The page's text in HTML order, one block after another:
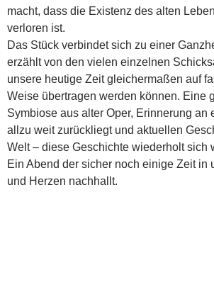
macht, dass die Existenz des alten
verloren ist.
Das Stück verbindet sich zu einer
erzählt von den vielen einzelnen
unsere heutige Zeit gleichermaßen auf
Weise übertragen werden können. Eine
Symbiose aus alter Oper, Erinnerung an
allzu weit zurückliegt und aktuellen
Welt – diese Geschichte wiederholt sich
Ein Abend der sicher noch einige Zeit in
und Herzen nachhallt.